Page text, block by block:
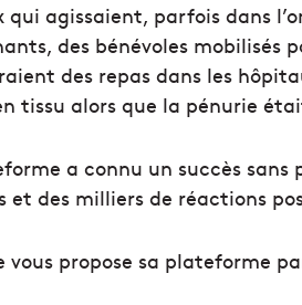
qui agissaient, parfois dans
des bénévoles mobilisés
des repas dans les
tissu alors que la pénurie
a connu un succès
et des milliers de réactions